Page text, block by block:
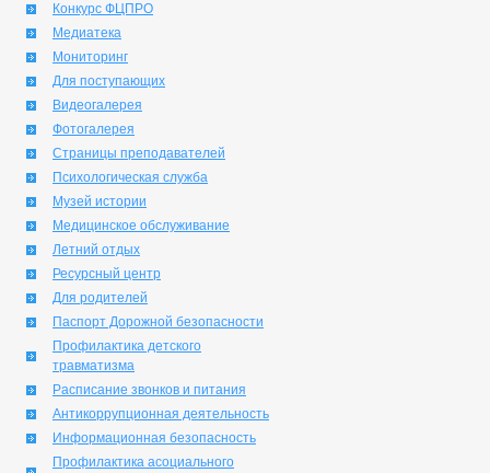
Конкурс ФЦПРО
Медиатека
Мониторинг
Для поступающих
Видеогалерея
Фотогалерея
Страницы преподавателей
Психологическая служба
Музей истории
Медицинское обслуживание
Летний отдых
Ресурсный центр
Для родителей
Паспорт Дорожной безопасности
Профилактика детского
травматизма
Расписание звонков и питания
Антикоррупционная деятельность
Информационная безопасность
Профилактика асоциального